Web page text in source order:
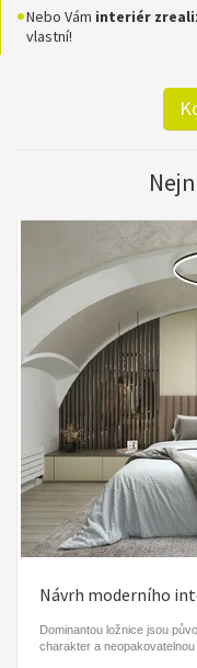
Nebo Vám interiér
vlastní!
Návrh moderního
Dominantou ložnice jsou
charakter a neopakovatelnou